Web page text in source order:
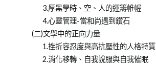
3.厚黑學時、空、人的運籌帷幄
4.心靈管理-當和尚遇到鑽石
(二)文學中的正向力量
1.挫折容忍度與高抗壓性的人格特質
2.消化移轉、自我說服與自我催眠